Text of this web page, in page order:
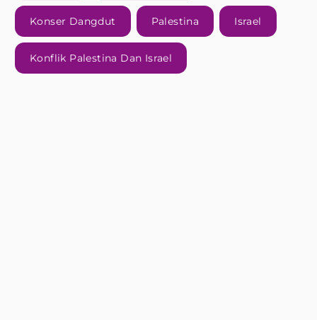
Konser Dangdut Palestina Israel
Konflik Palestina Dan Israel